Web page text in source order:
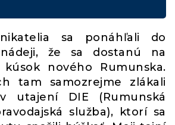
sa ponáhľali do
že sa dostanú na
nového Rumunska.
tam samozrejme zlákali
utajení DIE (Rumunská
služba), ktorí sa